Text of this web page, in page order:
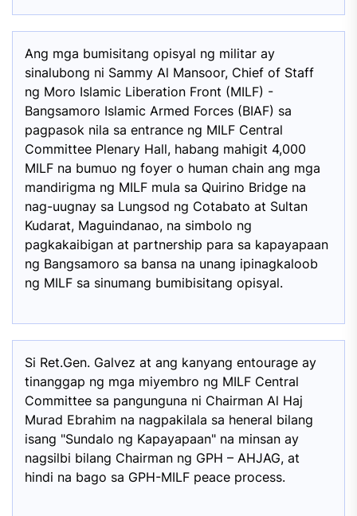
Ang mga bumisitang opisyal ng militar ay
sinalubong ni Sammy Al Mansoor, Chief of Staff
ng Moro Islamic Liberation Front (MILF) -
Bangsamoro Islamic Armed Forces (BIAF) sa
pagpasok nila sa entrance ng MILF Central
Committee Plenary Hall, habang mahigit 4,000
MILF na bumuo ng foyer o human chain ang mga
mandirigma ng MILF mula sa Quirino Bridge na
nag-uugnay sa Lungsod ng Cotabato at Sultan
Kudarat, Maguindanao, na simbolo ng
pagkakaibigan at partnership para sa kapayapaan
ng Bangsamoro sa bansa na unang ipinagkaloob
ng MILF sa sinumang bumibisitang opisyal.
Si Ret.Gen. Galvez at ang kanyang entourage ay
tinanggap ng mga miyembro ng MILF Central
Committee sa pangunguna ni Chairman Al Haj
Murad Ebrahim na nagpakilala sa heneral bilang
isang "Sundalo ng Kapayapaan" na minsan ay
nagsilbi bilang Chairman ng GPH – AHJAG, at
hindi na bago sa GPH-MILF peace process.